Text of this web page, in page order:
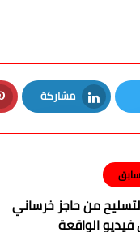
مشاركة
LinkedIn
من حاجز خرساني
فيديو الواقعة